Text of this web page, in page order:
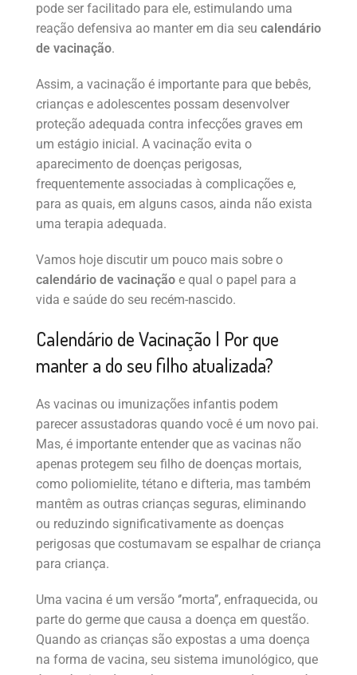
pode ser facilitado para ele, estimulando uma
reação defensiva ao manter em dia seu calendário
de vacinação.
Assim, a vacinação é importante para que bebês,
crianças e adolescentes possam desenvolver
proteção adequada contra infecções graves em
um estágio inicial. A vacinação evita o
aparecimento de doenças perigosas,
frequentemente associadas à complicações e,
para as quais, em alguns casos, ainda não exista
uma terapia adequada.
Vamos hoje discutir um pouco mais sobre o
calendário de vacinação e qual o papel para a
vida e saúde do seu recém-nascido.
Calendário de Vacinação | Por que
manter a do seu filho atualizada?
As vacinas ou imunizações infantis podem
parecer assustadoras quando você é um novo pai.
Mas, é importante entender que as vacinas não
apenas protegem seu filho de doenças mortais,
como poliomielite, tétano e difteria, mas também
mantêm as outras crianças seguras, eliminando
ou reduzindo significativamente as doenças
perigosas que costumavam se espalhar de criança
para criança.
Uma vacina é um versão ‘’morta’’, enfraquecida, ou
parte do germe que causa a doença em questão.
Quando as crianças são expostas a uma doença
na forma de vacina, seu sistema imunológico, que